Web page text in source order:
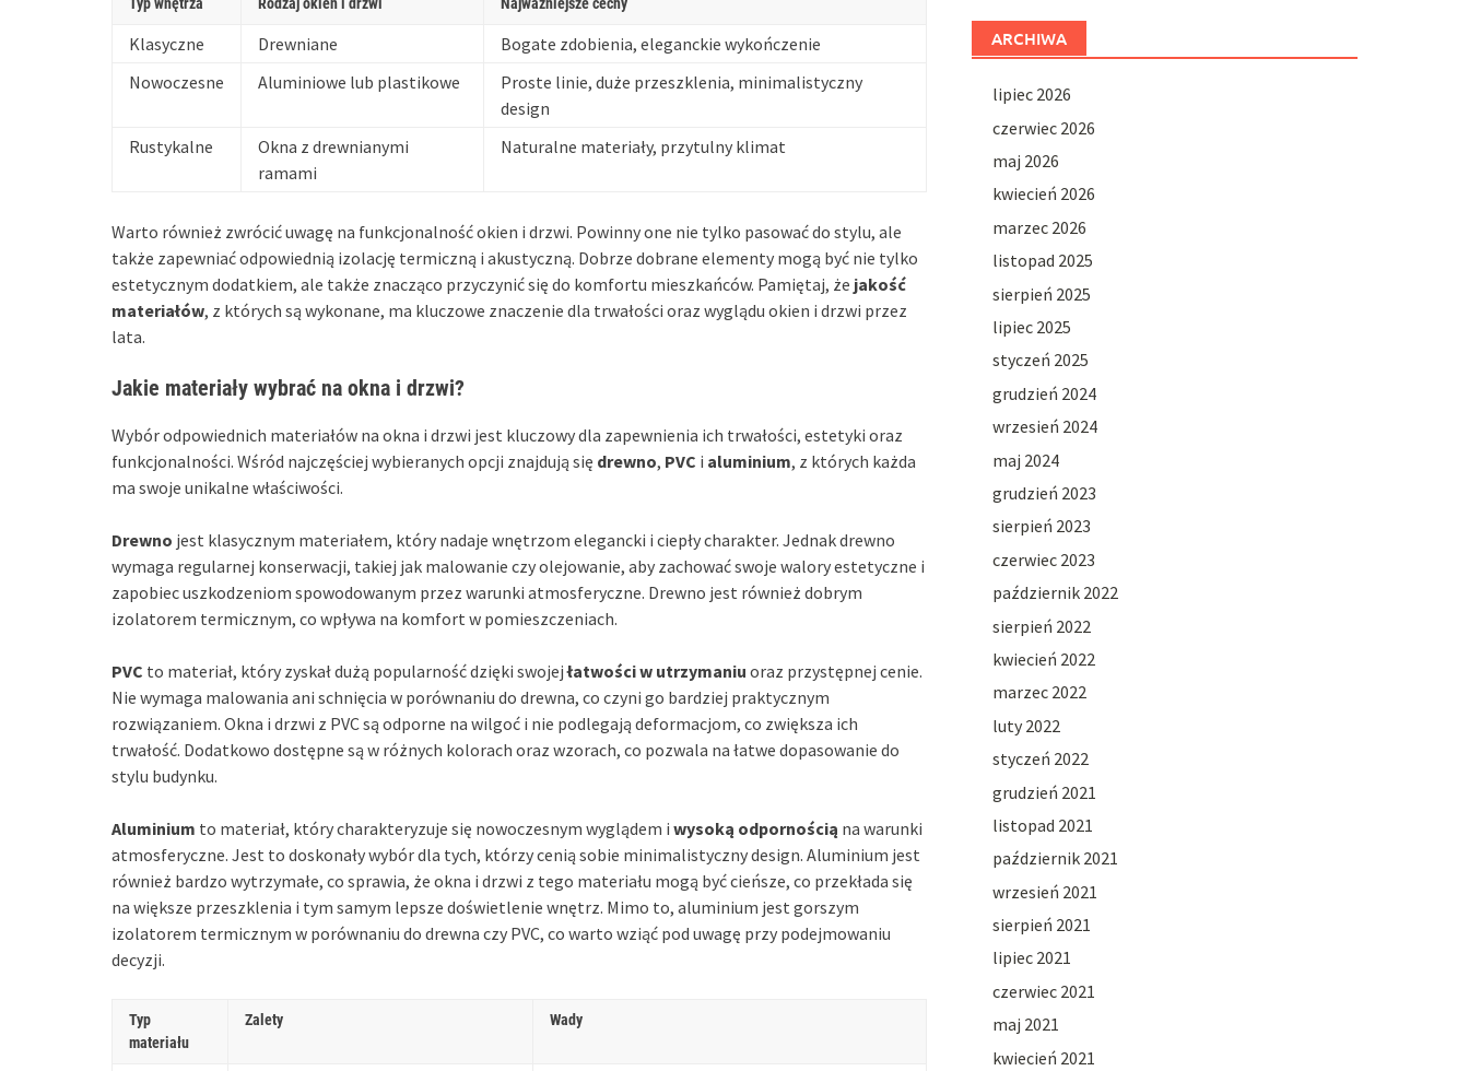
Klasyczne Drewniane
Bogate zdobienia, eleganckie wykończenie
Nowoczesne
Aluminiowe lub plastikowe
Proste linie, duże przeszklenia, minimalistyczny
design
Rustykalne
Okna z drewnianymi
ramami
Naturalne materiały, przytulny klimat
Warto również zwrócić uwagę na funkcjonalność okien i drzwi. Powinny one nie tylko pasować do stylu, ale
także zapewniać odpowiednią izolację termiczną i akustyczną. Dobrze dobrane elementy mogą być nie tylko
estetycznym dodatkiem, ale także znacząco przyczynić się do komfortu mieszkańców. Pamiętaj, że jakość
materiałów, z których są wykonane, ma kluczowe znaczenie dla trwałości oraz wyglądu okien i drzwi przez
lata.
Jakie materiały wybrać na okna i drzwi?
Wybór odpowiednich materiałów na okna i drzwi jest kluczowy dla zapewnienia ich trwałości, estetyki oraz
funkcjonalności. Wśród najczęściej wybieranych opcji znajdują się drewno, PVC i aluminium, z których każda
ma swoje unikalne właściwości.
Drewno jest klasycznym materiałem, który nadaje wnętrzom elegancki i ciepły charakter. Jednak drewno
wymaga regularnej konserwacji, takiej jak malowanie czy olejowanie, aby zachować swoje walory estetyczne i
zapobiec uszkodzeniom spowodowanym przez warunki atmosferyczne. Drewno jest również dobrym
izolatorem termicznym, co wpływa na komfort w pomieszczeniach.
PVC to materiał, który zyskał dużą popularność dzięki swojejłatwości w utrzymaniu oraz przystępnej cenie.
Nie wymaga malowania ani schnięcia w porównaniu do drewna, co czyni go bardziej praktycznym
rozwiązaniem. Okna i drzwi z PVC są odporne na wilgoć i nie podlegają deformacjom, co zwiększa ich
trwałość. Dodatkowo dostępne są w różnych kolorach oraz wzorach, co pozwala na łatwe dopasowanie do
stylu budynku.
Aluminium to materiał, który charakteryzuje się nowoczesnym wyglądem i wysoką odpornością na warunki
atmosferyczne. Jest to doskonały wybór dla tych, którzy cenią sobie minimalistyczny design. Aluminium jest
również bardzo wytrzymałe, co sprawia, że okna i drzwi z tego materiału mogą być cieńsze, co przekłada się
na większe przeszklenia i tym samym lepsze doświetlenie wnętrz. Mimo to, aluminium jest gorszym
izolatorem termicznym w porównaniu do drewna czy PVC, co warto wziąć pod uwagę przy podejmowaniu
decyzji.
Typ
materiału
Zalety Wady
ARCHIWA
lipiec 2026
czerwiec 2026
maj 2026
kwiecień 2026
marzec 2026
listopad 2025
sierpień 2025
lipiec 2025
styczeń 2025
grudzień 2024
wrzesień 2024
maj 2024
grudzień 2023
sierpień 2023
czerwiec 2023
październik 2022
sierpień 2022
kwiecień 2022
marzec 2022
luty 2022
styczeń 2022
grudzień 2021
listopad 2021
październik 2021
wrzesień 2021
sierpień 2021
lipiec 2021
czerwiec 2021
maj 2021
kwiecień 2021